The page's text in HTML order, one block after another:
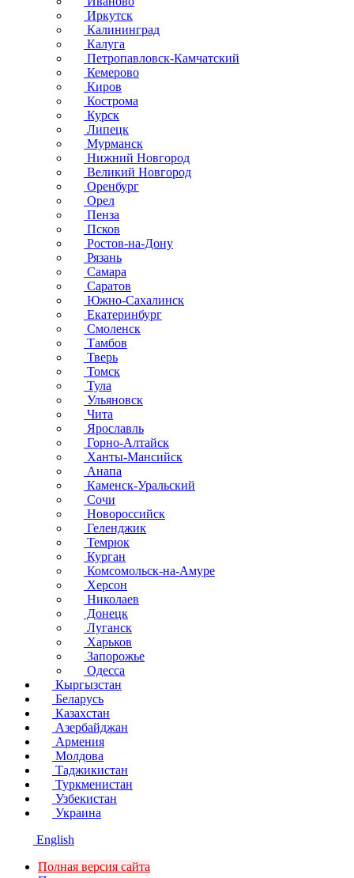
Иркутск
Калининград
Калуга
Петропавловск-Камчатский
Кемерово
Киров
Кострома
Курск
Липецк
Мурманск
Нижний Новгород
Великий Новгород
Оренбург
Орел
Пенза
Псков
Ростов-на-Дону
Рязань
Самара
Саратов
Южно-Сахалинск
Екатеринбург
Смоленск
Тамбов
Тверь
Томск
Тула
Ульяновск
Чита
Ярославль
Горно-Алтайск
Ханты-Мансийск
Анапа
Каменск-Уральский
Сочи
Новороссийск
Геленджик
Темрюк
Курган
Комсомольск-на-Амуре
Херсон
Николаев
Донецк
Луганск
Харьков
Запорожье
Одесса
Кыргызстан
Беларусь
Казахстан
Азербайджан
Армения
Молдова
Таджикистан
Туркменистан
Узбекистан
Украина
English
Полная версия сайта